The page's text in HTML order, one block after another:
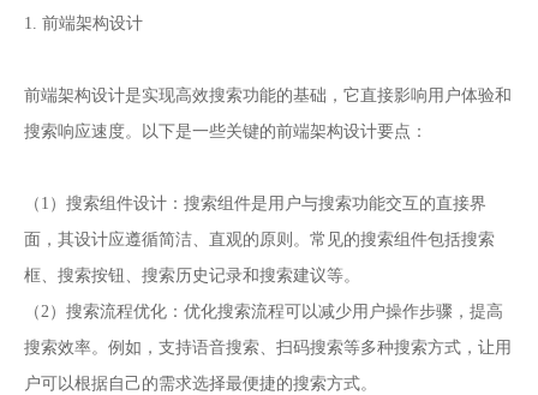
1. 前端架构设计
前端架构设计是实现高效搜索功能的基础，它直接影响用户体验和
搜索响应速度。以下是一些关键的前端架构设计要点：
（1）搜索组件设计：搜索组件是用户与搜索功能交互的直接界
面，其设计应遵循简洁、直观的原则。常见的搜索组件包括搜索
框、搜索按钮、搜索历史记录和搜索建议等。
（2）搜索流程优化：优化搜索流程可以减少用户操作步骤，提高
搜索效率。例如，支持语音搜索、扫码搜索等多种搜索方式，让用
户可以根据自己的需求选择最便捷的搜索方式。